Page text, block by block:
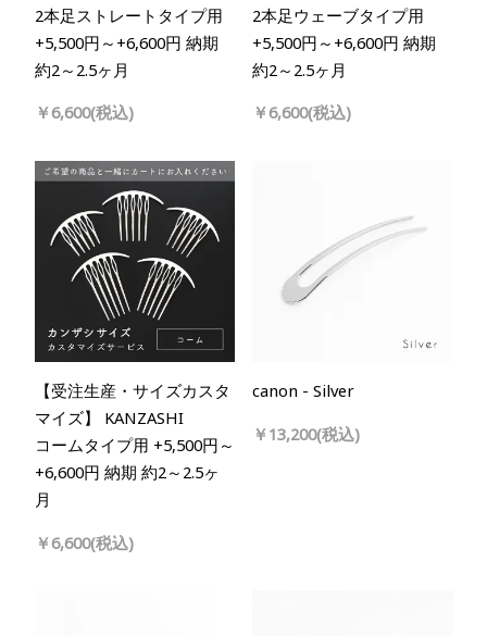
2本足ストレートタイプ用
+5,500円～+6,600円 納期
約2～2.5ヶ月
￥6,600(税込)
2本足ウェーブタイプ用
+5,500円～+6,600円 納期
約2～2.5ヶ月
￥6,600(税込)
【受注生産・サイズカスタ
マイズ】 KANZASHI
コームタイプ用 +5,500円～
+6,600円 納期 約2～2.5ヶ
月
￥6,600(税込)
canon - Silver
￥13,200(税込)